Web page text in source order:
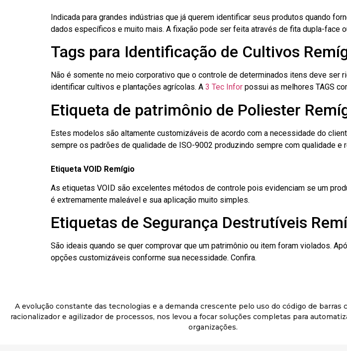
Indicada para grandes indústrias que já querem identificar seus produtos quando
dados específicos e muito mais. A fixação pode ser feita através de fita dupla-face
Tags para Identificação de Cultivos
Não é somente no meio corporativo que o controle de determinados itens deve ser
identificar cultivos e plantações agrícolas. A 3 Tec Infor possui as melhores TAGS
Etiqueta de patrimônio de Poliester
Estes modelos são altamente customizáveis de acordo com a necessidade do
sempre os padrões de qualidade de ISO-9002 produzindo sempre com qualidade e
Etiqueta VOID Remígio
As etiquetas VOID são excelentes métodos de controle pois evidenciam se um
é extremamente maleável e sua aplicação muito simples.
Etiquetas de Segurança Destrutíveis
São ideais quando se quer comprovar que um patrimônio ou item foram violados.
opções customizáveis conforme sua necessidade. Confira.
A evolução constante das tecnologias e a demanda crescente pelo uso do código de barras
racionalizador e agilizador de processos, nos levou a focar soluções completas para
organizações.